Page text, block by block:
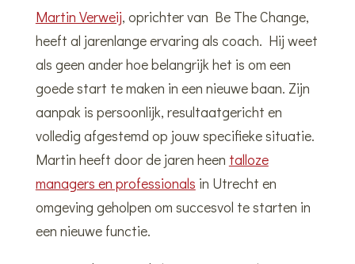
Martin Verweij, oprichter van Be The Change,
heeft al jarenlange ervaring als coach. Hij weet
als geen ander hoe belangrijk het is om een
goede start te maken in een nieuwe baan. Zijn
aanpak is persoonlijk, resultaatgericht en
volledig afgestemd op jouw specifieke situatie.
Martin heeft door de jaren heen talloze
managers en professionals in Utrecht en
omgeving geholpen om succesvol te starten in
een nieuwe functie.